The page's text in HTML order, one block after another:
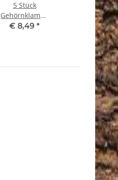
5 Stück
Gehörnklammern
Metall für
€ 8,49*